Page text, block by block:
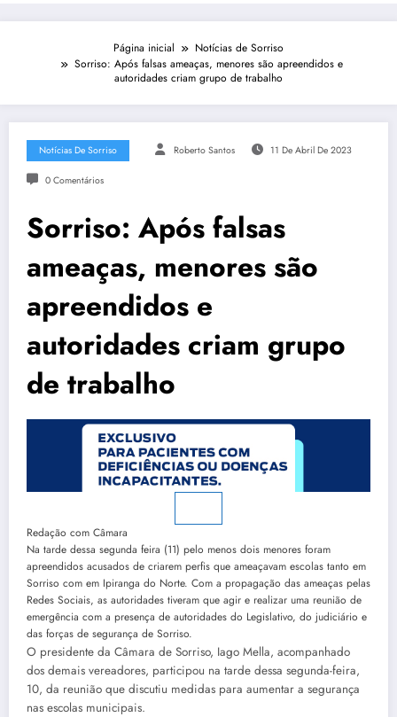
Página inicial
Notícias de Sorriso
Sorriso: Após falsas ameaças, menores são apreendidos e
autoridades criam grupo de trabalho
Notícias De Sorriso Roberto Santos 11 De Abril De 2023
0 Comentários
Sorriso: Após falsas
ameaças, menores são
apreendidos e
autoridades criam grupo
de trabalho
Redação com Câmara
Na tarde dessa segunda feira (11) pelo menos dois menores foram
apreendidos acusados de criarem perfis que ameaçavam escolas tanto em
Sorriso com em Ipiranga do Norte. Com a propagação das ameaças pelas
Redes Sociais, as autoridades tiveram que agir e realizar uma reunião de
emergência com a presença de autoridades do Legislativo, do judiciário e
das forças de segurança de Sorriso.
O presidente da Câmara de Sorriso, Iago Mella, acompanhado
dos demais vereadores, participou na tarde dessa segunda-feira,
10, da reunião que discutiu medidas para aumentar a segurança
nas escolas municipais.